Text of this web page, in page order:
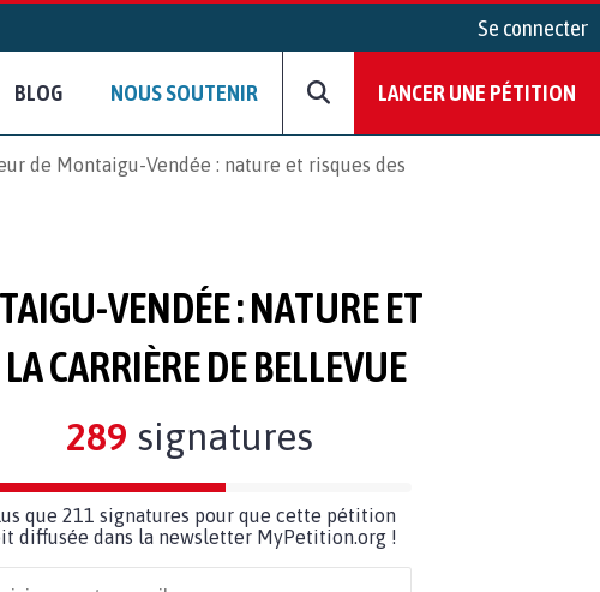
Se connecter
BLOG NOUS SOUTENIR LANCER UNE PÉTITION
de Montaigu-Vendée : nature et risques des
VENDÉE : NATURE ET
CARRIÈRE DE BELLEVUE
289 signatures
que 211 signatures pour que cette pétition
diffusée dans la newsletter MyPetition.org !